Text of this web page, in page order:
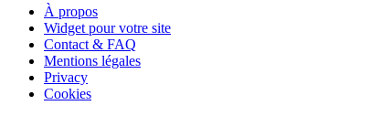
À propos
Widget pour votre site
Contact & FAQ
Mentions légales
Privacy
Cookies